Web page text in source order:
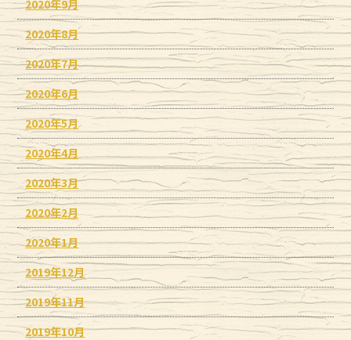
2020年9月
2020年8月
2020年7月
2020年6月
2020年5月
2020年4月
2020年3月
2020年2月
2020年1月
2019年12月
2019年11月
2019年10月